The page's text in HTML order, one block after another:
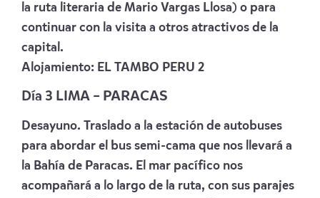
la ruta literaria de Mario Vargas Llosa) o para
continuar con la visita a otros atractivos de la
capital.
Alojamiento: EL TAMBO PERU 2
Día 3 LIMA – PARACAS
Desayuno. Traslado a la estación de autobuses
para abordar el bus semi-cama que nos llevará a
la Bahía de Paracas. El mar pacífico nos
acompañará a lo largo de la ruta, con sus parajes